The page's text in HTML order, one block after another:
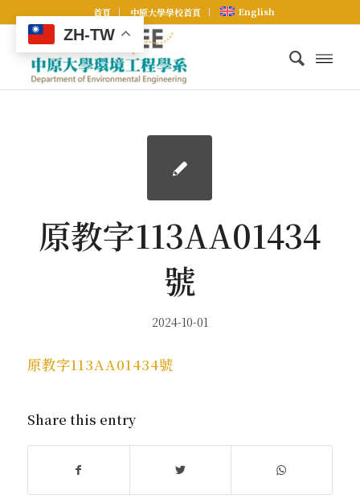
首頁 中原大學學校首頁 English
原教字113AA01434
號
2024-10-01
原教字113AA01434號
Share this entry
ZH-TW